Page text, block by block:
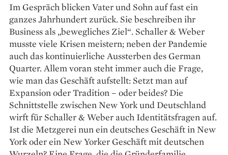
Im Gespräch blicken Vater und Sohn auf fast ein
ganzes Jahrhundert zurück. Sie beschreiben ihr
Business als „bewegliches Ziel“. Schaller & Weber
musste viele Krisen meistern; neben der Pandemie
auch das kontinuierliche Aussterben des German
Quarter. Allem voran steht immer auch die Frage,
wie man das Geschäft aufstellt: Setzt man auf
Expansion oder Tradition – oder beides? Die
Schnittstelle zwischen New York und Deutschland
wirft für Schaller & Weber auch Identitätsfragen auf.
Ist die Metzgerei nun ein deutsches Geschäft in New
York oder ein New Yorker Geschäft mit deutschen